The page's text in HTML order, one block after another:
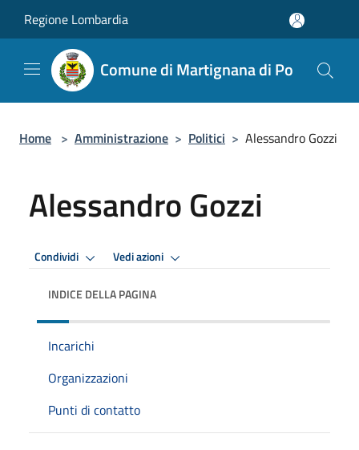
Regione Lombardia
Comune di Martignana di Po
Home > Amministrazione > Politici > Alessandro Gozzi
Alessandro Gozzi
Condividi Vedi azioni
INDICE DELLA PAGINA
Incarichi
Organizzazioni
Punti di contatto